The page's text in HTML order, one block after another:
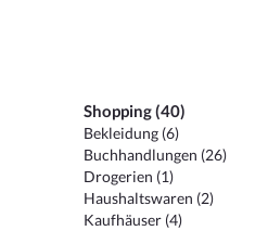
Shopping (40)
Bekleidung (6)
Buchhandlungen (26)
Drogerien (1)
Haushaltswaren (2)
Kaufhäuser (4)